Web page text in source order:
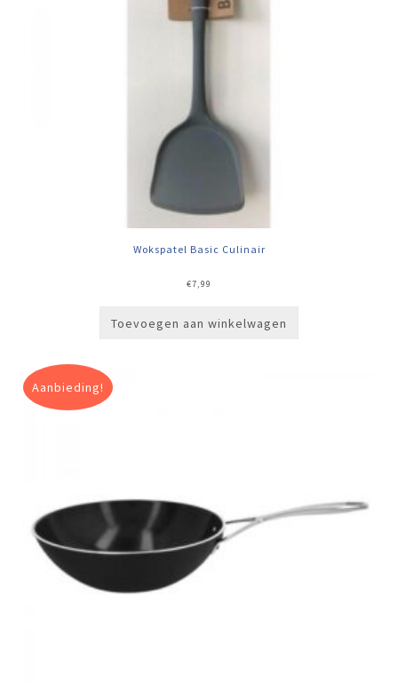
Wokspatel Basic Culinair
€7,99
Toevoegen aan winkelwagen
Aanbieding!